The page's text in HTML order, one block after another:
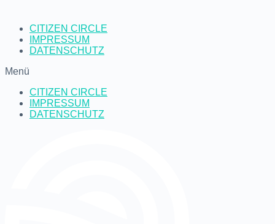
CITIZEN CIRCLE
IMPRESSUM
DATENSCHUTZ
Menü
CITIZEN CIRCLE
IMPRESSUM
DATENSCHUTZ